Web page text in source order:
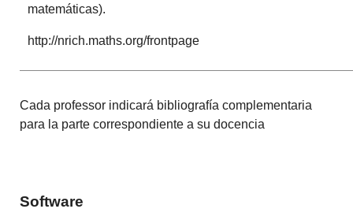
matemáticas).
http://nrich.maths.org/frontpage
Cada professor indicará bibliografía complementaria
para la parte correspondiente a su docencia
Software